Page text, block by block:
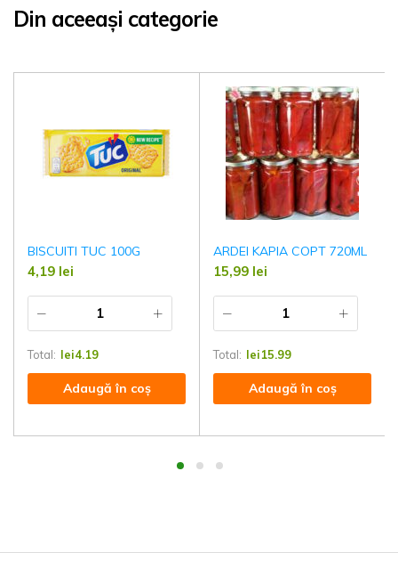
Din aceeași categorie
BISCUITI TUC 100G
4,19 lei
Total: lei4.19
Adaugă în coș
ARDEI KAPIA COPT 720ML
15,99 lei
Total: lei15.99
Adaugă în coș